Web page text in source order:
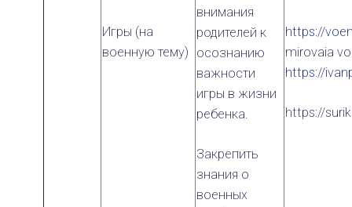
Игры (на
военную тему)
внимания
родителей к
осознанию
важности
игры в жизни
ребенка.
Закрепить
знания о
военных
https://
mirovaia
https://
https://